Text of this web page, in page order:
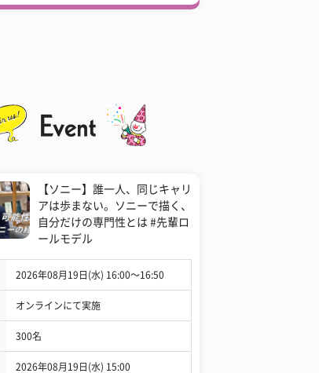
【ソニー】誰一人、同じキャリ
アは歩まない。ソニーで描く、
自分だけの専門性とは #先輩ロ
ールモデル
2026年08月19日(水) 16:00〜16:50
オンラインにて実施
300名
2026年08月19日(水) 15:00